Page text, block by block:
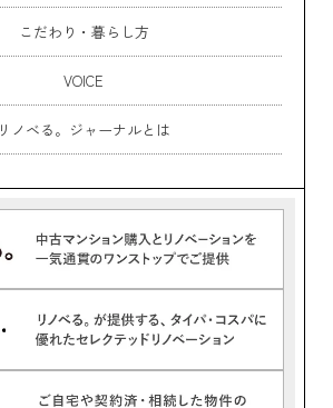
こだわり・暮らし方
VOICE
リノベる。ジャーナルとは